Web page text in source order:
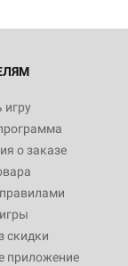
игру
о заказе
скидки
приложение